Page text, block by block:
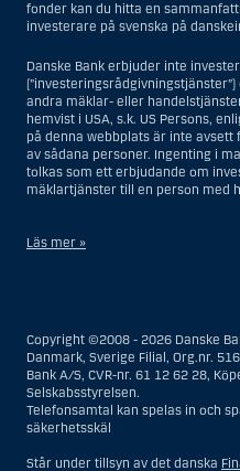
fonder kan du hitta en
investerare på svenska på
Danske Bank erbjuder inte
andra mäklar- eller
hemvist i USA, s.k. US Persons,
på denna webbplats är inte
av sådana personer. Ingenting i
tolkas som ett erbjudande om
mäklartjänster till en person med
Läs mer »
agenturer som tillhör en person
verksamhet av berättigade
försäkringsbolag eller bank, eller
belägen i USA, eller en stiftelse
en s.k. non-US Person, dvs. en
eller delar rätten till
om inte dödsboet styrs av
Copyright ©2008 - 2026 Danske
Danmark, Sverige Filial, Org.nr.
Bank A/S, CVR-nr. 61 12 62 28,
Selskabsstyrelsen.
Telefonsamtal kan spelas in och
säkerhetsskäl
Står under tillsyn av det danska